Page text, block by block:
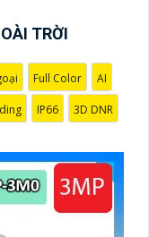
TRỜI
Full Color AI
IP66 3D DNR